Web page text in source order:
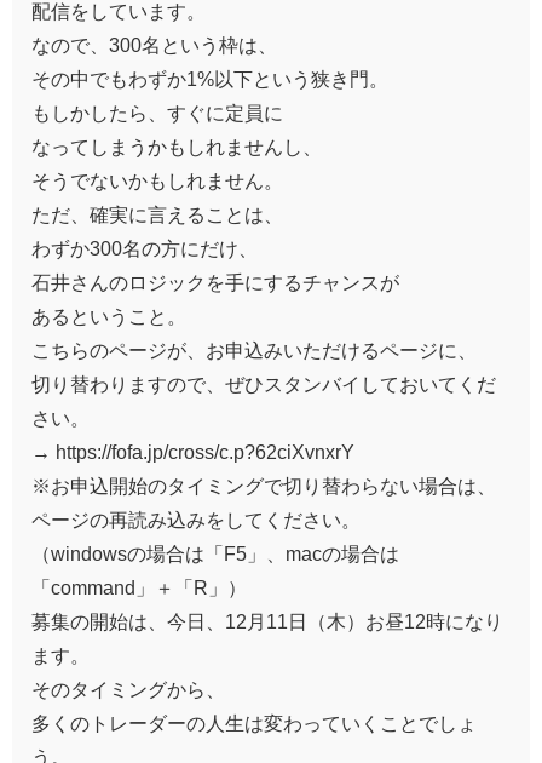
配信をしています。
なので、300名という枠は、
その中でもわずか1%以下という狭き門。
もしかしたら、すぐに定員に
なってしまうかもしれませんし、
そうでないかもしれません。
ただ、確実に言えることは、
わずか300名の方にだけ、
石井さんのロジックを手にするチャンスが
あるということ。
こちらのページが、お申込みいただけるページに、
切り替わりますので、ぜひスタンバイしておいてくだ
さい。
→ https://fofa.jp/cross/c.p?62ciXvnxrY
※お申込開始のタイミングで切り替わらない場合は、
ページの再読み込みをしてください。
（windowsの場合は「F5」、macの場合は
「command」＋「R」）
募集の開始は、今日、12月11日（木）お昼12時になり
ます。
そのタイミングから、
多くのトレーダーの人生は変わっていくことでしょ
う。